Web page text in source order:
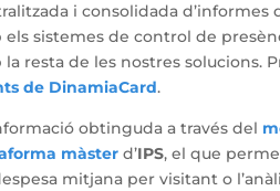
i consolidada d’informes
els sistemes de control de
la resta de les nostres solucions.
de DinamiaCard.
obtinguda a través del
màster d’IPS, el que
mitjana per visitant o